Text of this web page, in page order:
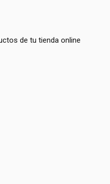
de tu tienda online